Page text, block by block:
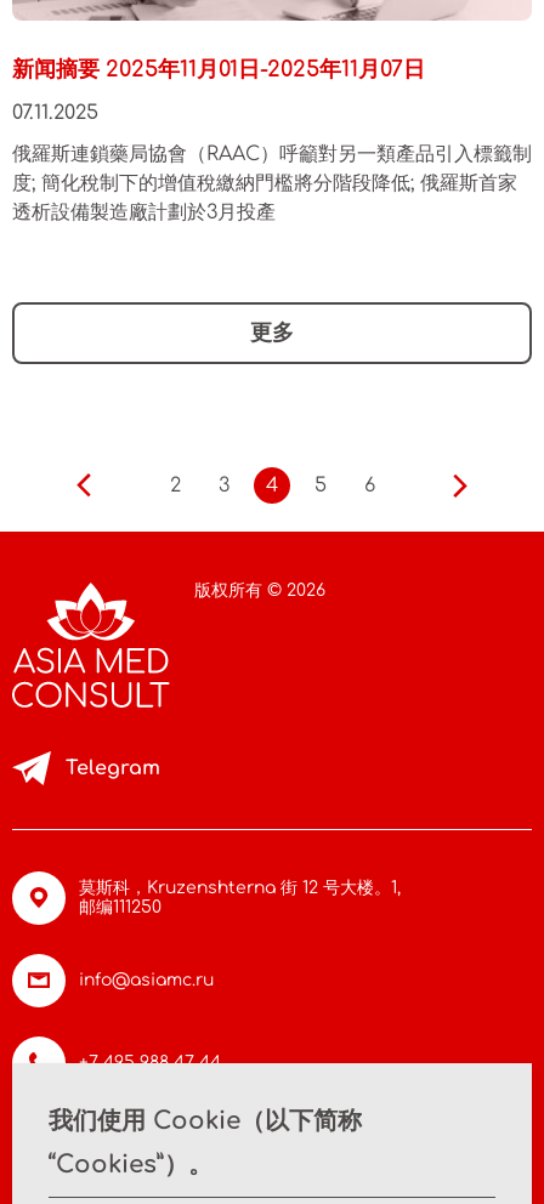
新闻摘要 2025年11月01日-2025年11月07日
07.11.2025
俄羅斯連鎖藥局協會（RAAC）呼籲對另一類產品引入標籤制
度; 簡化稅制下的增值稅繳納門檻將分階段降低; 俄羅斯首家
透析設備製造廠計劃於3月投產
更多
2 3 4 5 6
版权所有 © 2026
莫斯科，Kruzenshterna 街 12 号大楼。1,
邮编111250
info@asiamc.ru
+7 495 988 47 44
Telegram
我们使用 Cookie（以下简称
“Cookies”）。